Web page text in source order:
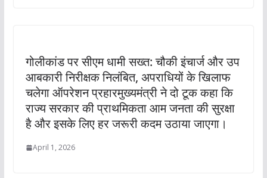
गोलीकांड पर सीएम धामी सख्त: चौकी इंचार्ज और उप
आबकारी निरीक्षक निलंबित, अपराधियों के खिलाफ
चलेगा ऑपरेशन प्रहारमुख्यमंत्री ने दो टूक कहा कि
राज्य सरकार की प्राथमिकता आम जनता की सुरक्षा
है और इसके लिए हर जरूरी कदम उठाया जाएगा।
April 1, 2026